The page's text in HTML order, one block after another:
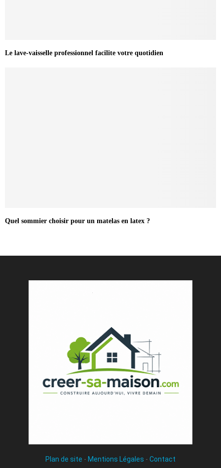
Le lave-vaisselle professionnel facilite votre quotidien
Quel sommier choisir pour un matelas en latex ?
Plan de site - Mentions Légales - Contact